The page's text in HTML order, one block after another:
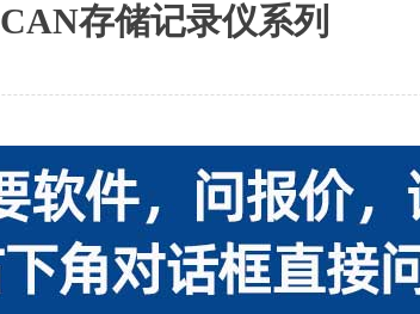
CAN存储记录仪系列